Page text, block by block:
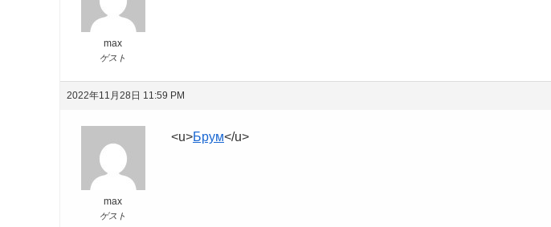
max
ゲスト
2022年11月28日 11:59 PM
max
ゲスト
<u>Брум</u>